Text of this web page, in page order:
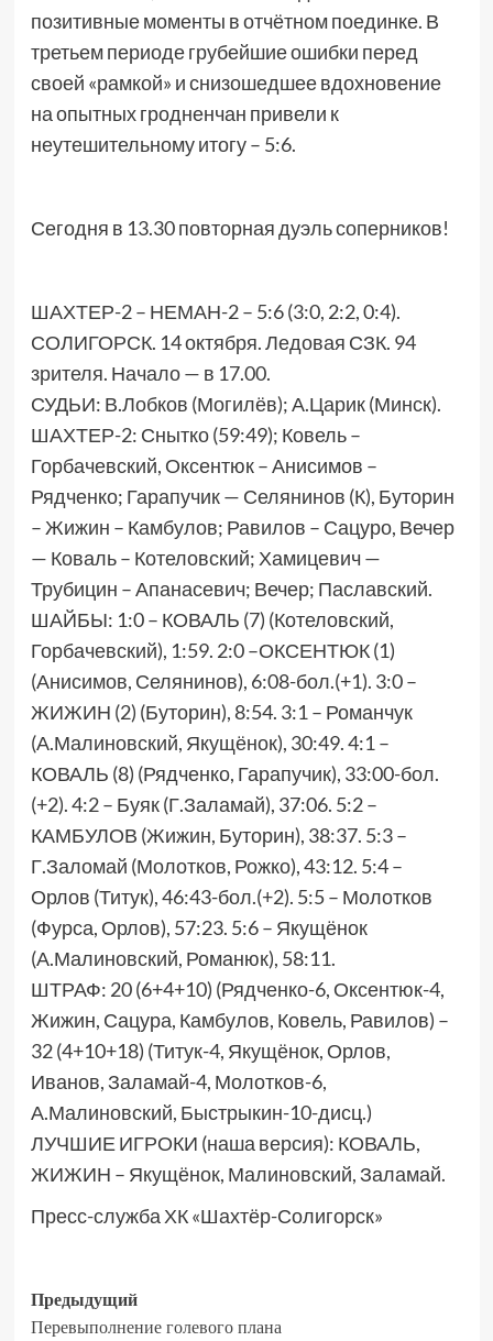
позитивные моменты в отчётном поединке. В
третьем периоде грубейшие ошибки перед
своей «рамкой» и снизошедшее вдохновение
на опытных гродненчан привели к
неутешительному итогу – 5:6.
Сегодня в 13.30 повторная дуэль соперников!
ШАХТЕР-2 – НЕМАН-2 – 5:6 (3:0, 2:2, 0:4).
СОЛИГОРСК. 14 октября. Ледовая СЗК. 94
зрителя. Начало — в 17.00.
СУДЬИ: В.Лобков (Могилёв); А.Царик (Минск).
ШАХТЕР-2: Снытко (59:49); Ковель –
Горбачевский, Оксентюк – Анисимов –
Рядченко; Гарапучик — Селянинов (К), Буторин
– Жижин – Камбулов; Равилов – Сацуро, Вечер
— Коваль – Котеловский; Хамицевич —
Трубицин – Апанасевич; Вечер; Паславский.
ШАЙБЫ: 1:0 – КОВАЛЬ (7) (Котеловский,
Горбачевский), 1:59. 2:0 –ОКСЕНТЮК (1)
(Анисимов, Селянинов), 6:08-бол.(+1). 3:0 –
ЖИЖИН (2) (Буторин), 8:54. 3:1 – Романчук
(А.Малиновский, Якущёнок), 30:49. 4:1 –
КОВАЛЬ (8) (Рядченко, Гарапучик), 33:00-бол.
(+2). 4:2 – Буяк (Г.Заламай), 37:06. 5:2 –
КАМБУЛОВ (Жижин, Буторин), 38:37. 5:3 –
Г.Заломай (Молотков, Рожко), 43:12. 5:4 –
Орлов (Титук), 46:43-бол.(+2). 5:5 – Молотков
(Фурса, Орлов), 57:23. 5:6 – Якущёнок
(А.Малиновский, Романюк), 58:11.
ШТРАФ: 20 (6+4+10) (Рядченко-6, Оксентюк-4,
Жижин, Сацура, Камбулов, Ковель, Равилов) –
32 (4+10+18) (Титук-4, Якущёнок, Орлов,
Иванов, Заламай-4, Молотков-6,
А.Малиновский, Быстрыкин-10-дисц.)
ЛУЧШИЕ ИГРОКИ (наша версия): КОВАЛЬ,
ЖИЖИН – Якущёнок, Малиновский, Заламай.
Пресс-служба ХК «Шахтёр-Солигорск»
Предыдущий
Перевыполнение голевого плана